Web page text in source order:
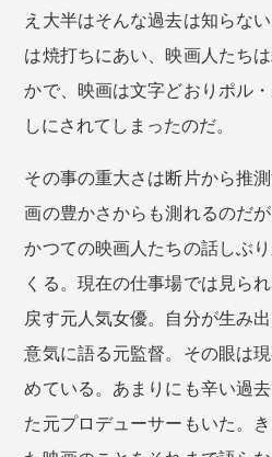
え大半はそんな過去は知らな
は焼打ちにあい、映画人たち
かで、映画は文字どおりポル
しにされてしまったのだ。
その事の重大さは断片から推
画の豊かさからも測れるのだ
かつての映画人たちの話しぶ
くる。現在の仕事場では見ら
戻す元人気女優。自分が生み
意気に語る元監督。その眼は
めている。あまりにも辛い過
た元プロデューサーもいた。